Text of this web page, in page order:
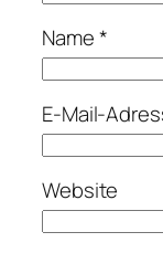
Name*
E-Mail-
Website